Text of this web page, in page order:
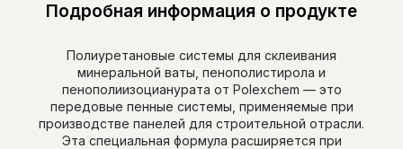
Подробная информация о продукте
Полиуретановые системы для склеивания
минеральной ваты, пенополистирола и
пенополиизоцианурата от Polexchem — это
передовые пенные системы, применяемые при
производстве панелей для строительной отрасли.
Эта специальная формула расширяется при